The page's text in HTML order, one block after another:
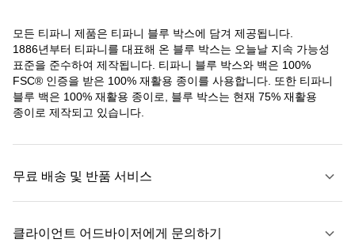
모든 티파니 제품은 티파니 블루 박스에 담겨 제공됩니다.
1886년부터 티파니를 대표해 온 블루 박스는 오늘날 지속 가능성
표준을 준수하여 제작됩니다. 티파니 블루 박스와 백은 100%
FSC® 인증을 받은 100% 재활용 종이를 사용합니다. 또한 티파니
블루 백은 100% 재활용 종이로, 블루 박스는 현재 75% 재활용
종이로 제작되고 있습니다.
무료 배송 및 반품 서비스
클라이언트 어드바이저에게 문의하기